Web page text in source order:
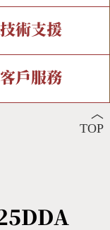
字庫現況
名詞介紹
部件查詢
注音查詢
查詢
技術支援
解決方案
Service
客戶服務
︿
TOP